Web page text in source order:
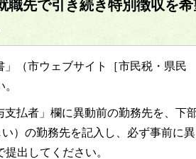
職先で引き続き特別徴収を希
」（市ウェブサイト［市民税・県民
払者」欄に異動前の勤務先を、下
）の勤務先を記入し、必ず事前に異
出してください。